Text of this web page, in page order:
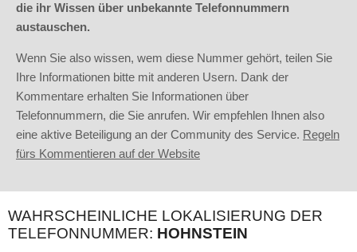
die ihr Wissen über unbekannte Telefonnummern
austauschen.
Wenn Sie also wissen, wem diese Nummer gehört, teilen Sie
Ihre Informationen bitte mit anderen Usern. Dank der
Kommentare erhalten Sie Informationen über
Telefonnummern, die Sie anrufen. Wir empfehlen Ihnen also
eine aktive Beteiligung an der Community des Service. Regeln
fürs Kommentieren auf der Website
WAHRSCHEINLICHE LOKALISIERUNG DER
TELEFONNUMMER: HOHNSTEIN